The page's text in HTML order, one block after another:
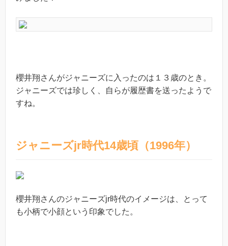
櫻井翔さんがジャニーズに入ったのは１３歳のとき。
ジャニーズでは珍しく、自らが履歴書を送ったようで
すね。
ジャニーズjr時代14歳頃（1996年）
櫻井翔さんのジャニーズjr時代のイメージは、とって
も小柄で小顔という印象でした。